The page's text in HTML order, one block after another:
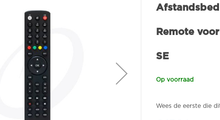
Remote
SE
Op voorraad
Wees de eerste die